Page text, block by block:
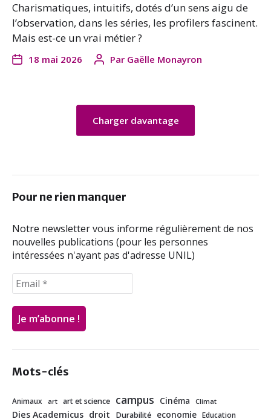
Charismatiques, intuitifs, dotés d’un sens aigu de
l’observation, dans les séries, les profilers fascinent.
Mais est-ce un vrai métier ?
18 mai 2026 Par Gaëlle Monayron
Charger davantage
Pour ne rien manquer
Notre newsletter vous informe régulièrement de nos
nouvelles publications (pour les personnes
intéressées n'ayant pas d'adresse UNIL)
Mots-clés
Animaux art art et science campus Cinéma Climat
Dies Academicus droit Durabilité economie Education